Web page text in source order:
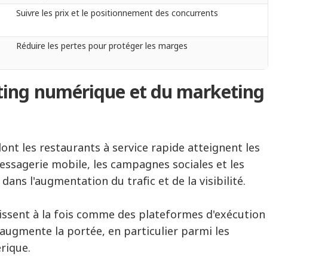
Suivre les prix et le positionnement des concurrents
Réduire les pertes pour protéger les marges
numérique et du marketing
les restaurants à service rapide atteignent les
mobile, les campagnes sociales et les
l'augmentation du trafic et de la visibilité.
à la fois comme des plateformes d'exécution
la portée, en particulier parmi les